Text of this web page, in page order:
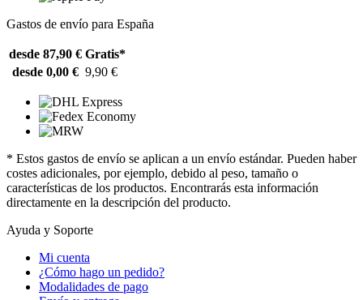
Gastos de envío para España
desde 87,90 € Gratis*
desde 0,00 € 9,90 €
* Estos gastos de envío se aplican a un envío estándar. Pueden haber
costes adicionales, por ejemplo, debido al peso, tamaño o
características de los productos. Encontrarás esta información
directamente en la descripción del producto.
Ayuda y Soporte
Mi cuenta
¿Cómo hago un pedido?
Modalidades de pago